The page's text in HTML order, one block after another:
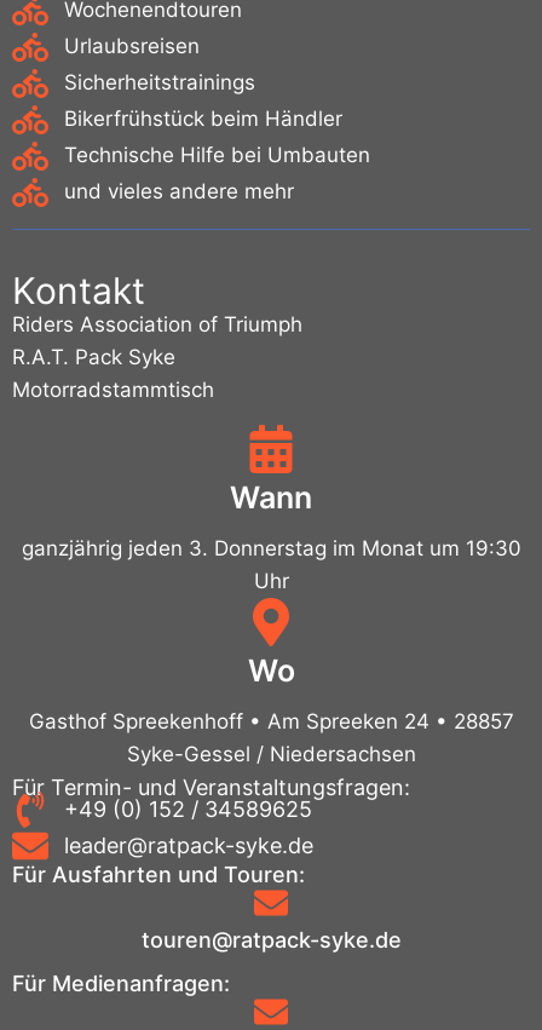
Wochenendtouren
Urlaubsreisen
Sicherheitstrainings
Bikerfrühstück beim Händler
Technische Hilfe bei Umbauten
und vieles andere mehr
Kontakt
Riders Association of Triumph
R.A.T. Pack Syke
Motorradstammtisch
Wann
ganzjährig jeden 3. Donnerstag im Monat um 19:30
Uhr
Wo
Gasthof Spreekenhoff • Am Spreeken 24 • 28857
Syke-Gessel / Niedersachsen
Für Termin- und Veranstaltungsfragen:
+49 (0) 152 / 34589625
leader@ratpack-syke.de
Für Ausfahrten und Touren:
touren@ratpack-syke.de
Für Medienanfragen: